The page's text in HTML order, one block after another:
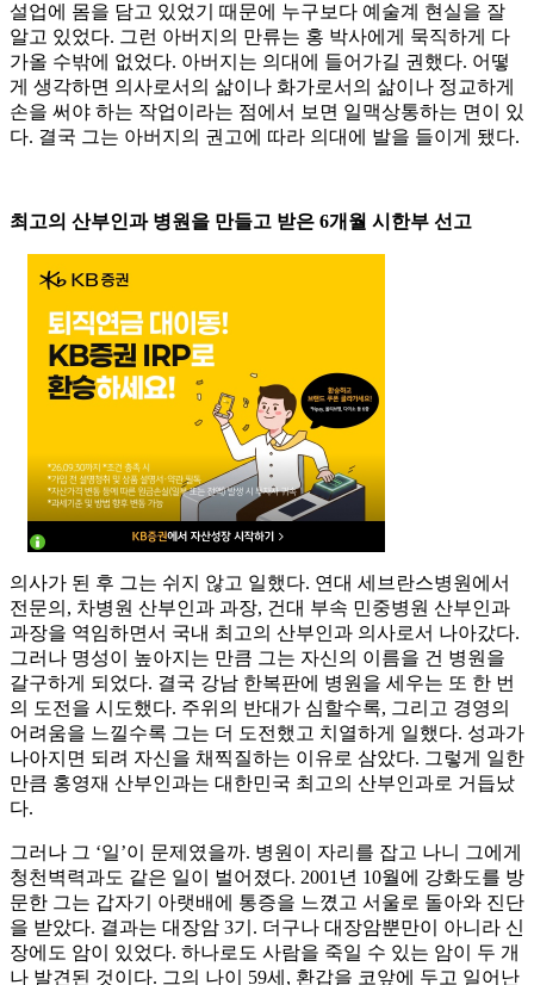
설업에 몸을 담고 있었기 때문에 누구보다 예술계 현실을 잘
알고 있었다. 그런 아버지의 만류는 홍 박사에게 묵직하게 다
가올 수밖에 없었다. 아버지는 의대에 들어가길 권했다. 어떻
게 생각하면 의사로서의 삶이나 화가로서의 삶이나 정교하게
손을 써야 하는 작업이라는 점에서 보면 일맥상통하는 면이 있
다. 결국 그는 아버지의 권고에 따라 의대에 발을 들이게 됐다.
최고의 산부인과 병원을 만들고 받은 6개월 시한부 선고
의사가 된 후 그는 쉬지 않고 일했다. 연대 세브란스병원에서
전문의, 차병원 산부인과 과장, 건대 부속 민중병원 산부인과
과장을 역임하면서 국내 최고의 산부인과 의사로서 나아갔다.
그러나 명성이 높아지는 만큼 그는 자신의 이름을 건 병원을
갈구하게 되었다. 결국 강남 한복판에 병원을 세우는 또 한 번
의 도전을 시도했다. 주위의 반대가 심할수록, 그리고 경영의
어려움을 느낄수록 그는 더 도전했고 치열하게 일했다. 성과가
나아지면 되려 자신을 채찍질하는 이유로 삼았다. 그렇게 일한
만큼 홍영재 산부인과는 대한민국 최고의 산부인과로 거듭났
다.
그러나 그 ‘일’이 문제였을까. 병원이 자리를 잡고 나니 그에게
청천벽력과도 같은 일이 벌어졌다. 2001년 10월에 강화도를 방
문한 그는 갑자기 아랫배에 통증을 느꼈고 서울로 돌아와 진단
을 받았다. 결과는 대장암 3기. 더구나 대장암뿐만이 아니라 신
장에도 암이 있었다. 하나로도 사람을 죽일 수 있는 암이 두 개
나 발견된 것이다. 그의 나이 59세, 환갑을 코앞에 두고 일어난